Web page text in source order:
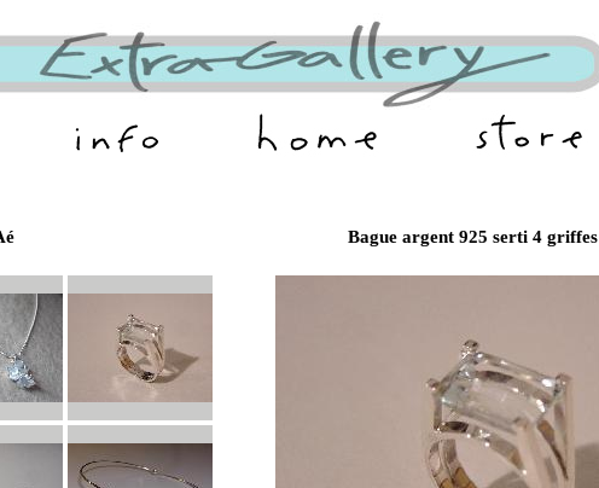
Bague argent 925 serti 4 griffes